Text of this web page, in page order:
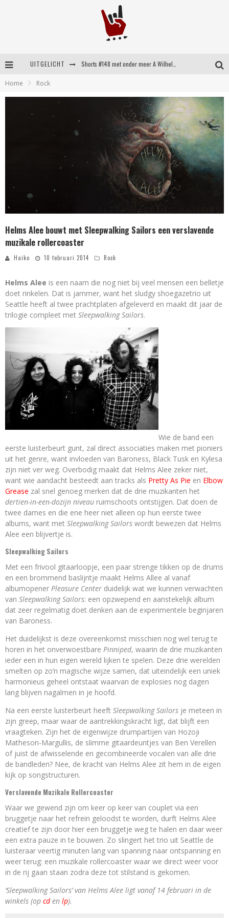
UITGELICHT
Britse emorockers van Basement maken tweede comeback met het indrukwekkende ‘Wired’
Shorts #149 met onder meer No Cure, Eva Under Fire, The Hu en Sleeping With Sirens
Home Rock
Helms Alee bouwt met Sleepwalking Sailors een verslavende
muzikale rollercoaster
Haiko 10 februari 2014 Rock
Helms Alee is een naam die nog niet bij veel mensen een belletje
doet rinkelen. Dat is jammer, want het sludgy shoegazetrio uit
Seattle heeft al twee prachtplaten afgeleverd en maakt dit jaar de
trilogie compleet met Sleepwalking Sailors.
Wie de band een
eerste luisterbeurt gunt, zal direct associaties maken met pioniers
uit het genre, want invloeden van Baroness, Black Tusk en Kylesa
zijn niet ver weg. Overbodig maakt dat Helms Alee zeker niet,
want wie aandacht besteedt aan tracks als Pretty As Pie en Elbow
Grease zal snel genoeg merken dat de drie muzikanten het
dertien-in-een-dozijn niveau ruimschoots ontstijgen. Dat doen de
twee dames en die ene heer niet alleen op hun eerste twee
albums, want met Sleepwalking Sailors wordt bewezen dat Helms
Alee een blijvertje is.
Sleepwalking Sailors
Met een frivool gitaarloopje, een paar strenge tikken op de drums
en een brommend baslijntje maakt Helms Allee al vanaf
albumopener Pleasure Center duidelijk wat we kunnen verwachten
van Sleepwalking Sailors: een opzwepend en aanstekelijk album
dat zeer regelmatig doet denken aan de experimentele beginjaren
van Baroness.
Het duidelijkst is deze overeenkomst misschien nog wel terug te
horen in het onverwoestbare Pinniped, waarin de drie muzikanten
ieder een in hun eigen wereld lijken te spelen. Deze drie werelden
smelten op zo’n magische wijze samen, dat uiteindelijk een uniek
harmonieus geheel ontstaat waarvan de explosies nog dagen
lang blijven nagalmen in je hoofd.
Na een eerste luisterbeurt heeft Sleepwalking Sailors je meteen in
zijn greep, maar waar de aantrekkingskracht ligt, dat blijft een
vraagteken. Zijn het de eigenwijze drumpartijen van Hozoji
Matheson-Margullis, de slimme gitaardeuntjes van Ben Verellen
of juist de afwisselende en gecombineerde vocalen van alle drie
de bandleden? Nee, de kracht van Helms Alee zit hem in de eigen
kijk op songstructuren.
Verslavende Muzikale Rollercoaster
Waar we gewend zijn om keer op keer van couplet via een
bruggetje naar het refrein geloodst te worden, durft Helms Alee
creatief te zijn door hier een bruggetje weg te halen en daar weer
een extra pauze in te bouwen. Zo slingert het trio uit Seattle de
luisteraar veertig minuten lang van spanning naar ontspanning en
weer terug: een muzikale rollercoaster waar we direct weer voor
in de rij gaan staan zodra deze tot stilstand is gekomen.
‘Sleepwalking Sailors’ van Helms Alee ligt vanaf 14 februari in de
winkels (op cden lp).